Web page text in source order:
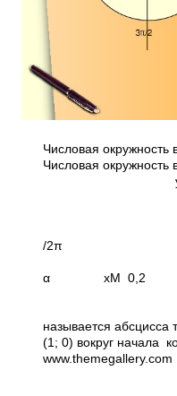
Числовая окружность
Числовая окружность
/
α хМ
хм =
3 /2π
называется абсцисса
(1; 0) вокруг начала
www.themegallery.com